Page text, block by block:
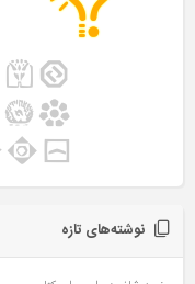
نوشته‌های تازه